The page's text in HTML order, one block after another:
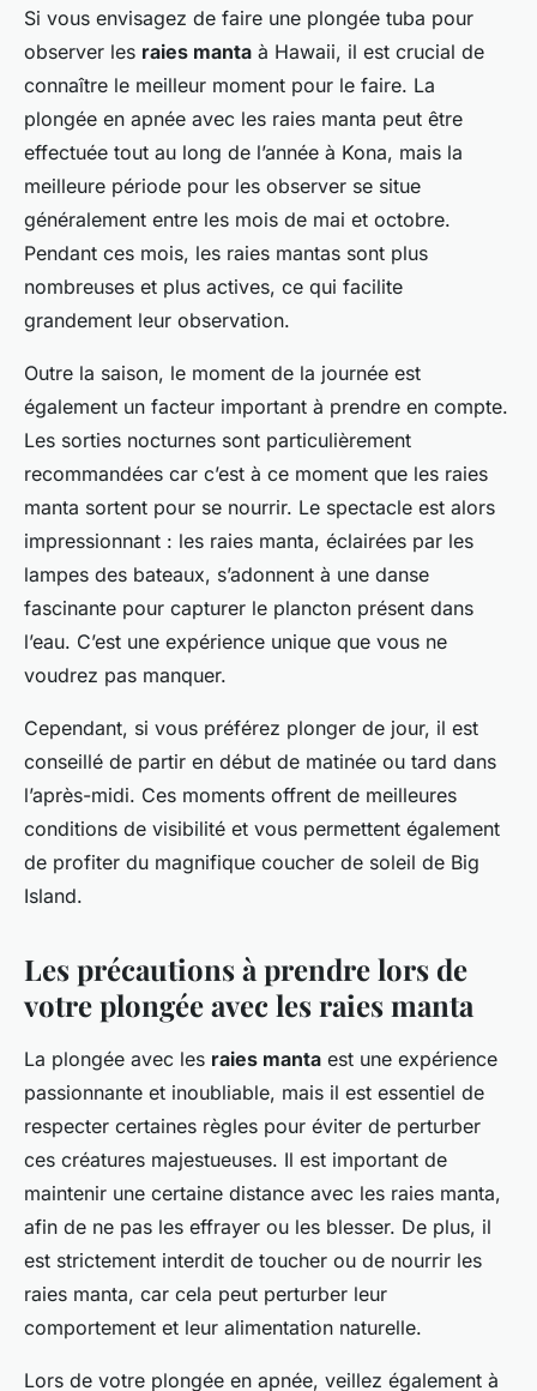
Si vous envisagez de faire une plongée tuba pour
observer les raies manta à Hawaii, il est crucial de
connaître le meilleur moment pour le faire. La
plongée en apnée avec les raies manta peut être
effectuée tout au long de l’année à Kona, mais la
meilleure période pour les observer se situe
généralement entre les mois de mai et octobre.
Pendant ces mois, les raies mantas sont plus
nombreuses et plus actives, ce qui facilite
grandement leur observation.
Outre la saison, le moment de la journée est
également un facteur important à prendre en compte.
Les sorties nocturnes sont particulièrement
recommandées car c’est à ce moment que les raies
manta sortent pour se nourrir. Le spectacle est alors
impressionnant : les raies manta, éclairées par les
lampes des bateaux, s’adonnent à une danse
fascinante pour capturer le plancton présent dans
l’eau. C’est une expérience unique que vous ne
voudrez pas manquer.
Cependant, si vous préférez plonger de jour, il est
conseillé de partir en début de matinée ou tard dans
l’après-midi. Ces moments offrent de meilleures
conditions de visibilité et vous permettent également
de profiter du magnifique coucher de soleil de Big
Island.
Les précautions à prendre lors de
votre plongée avec les raies manta
La plongée avec les raies manta est une expérience
passionnante et inoubliable, mais il est essentiel de
respecter certaines règles pour éviter de perturber
ces créatures majestueuses. Il est important de
maintenir une certaine distance avec les raies manta,
afin de ne pas les effrayer ou les blesser. De plus, il
est strictement interdit de toucher ou de nourrir les
raies manta, car cela peut perturber leur
comportement et leur alimentation naturelle.
Lors de votre plongée en apnée, veillez également à